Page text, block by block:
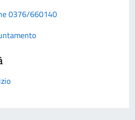
0376/660140